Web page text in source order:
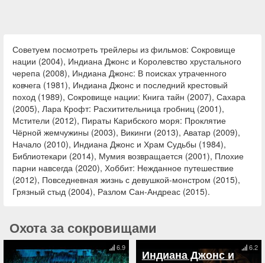
Советуем посмотреть трейлеры из фильмов: Сокровище
нации (2004), Индиана Джонс и Королевство хрустального
черепа (2008), Индиана Джонс: В поисках утраченного
ковчега (1981), Индиана Джонс и последний крестовый
поход (1989), Сокровище нации: Книга тайн (2007), Сахара
(2005), Лара Крофт: Расхитительница гробниц (2001),
Мстители (2012), Пираты Карибского моря: Проклятие
Чёрной жемчужины (2003), Викинги (2013), Аватар (2009),
Начало (2010), Индиана Джонс и Храм Судьбы (1984),
Библиотекари (2014), Мумия возвращается (2001), Плохие
парни навсегда (2020), Хоббит: Нежданное путешествие
(2012), Повседневная жизнь с девушкой-монстром (2015),
Грязный стыд (2004), Разлом Сан-Андреас (2015).
Охота за сокровищами
6.9
Индиана Джонс и
6.2